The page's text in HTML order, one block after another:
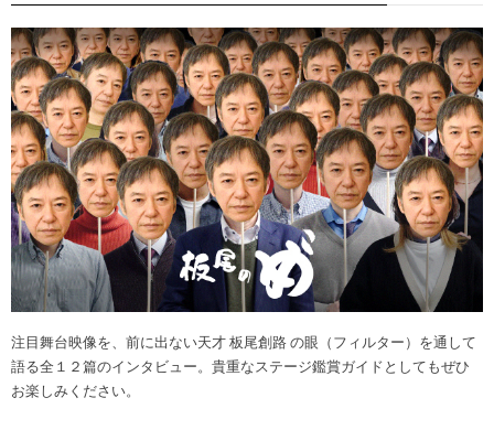
注目舞台映像を、前に出ない天才 板尾創路 の眼（フィルター）を通して
語る全１２篇のインタビュー。貴重なステージ鑑賞ガイドとしてもぜひ
お楽しみください。